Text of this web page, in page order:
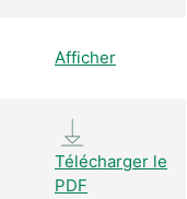
Afficher
Télécharger le
PDF